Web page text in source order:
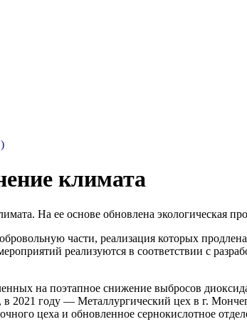
климата
На ее основе обновлена экологическая
части, реализация которых
реализуются в соответствии с
на поэтапное снижение выбросов
2021 году — Металлургический цех в г.
цеха и обновленное сернокислотное